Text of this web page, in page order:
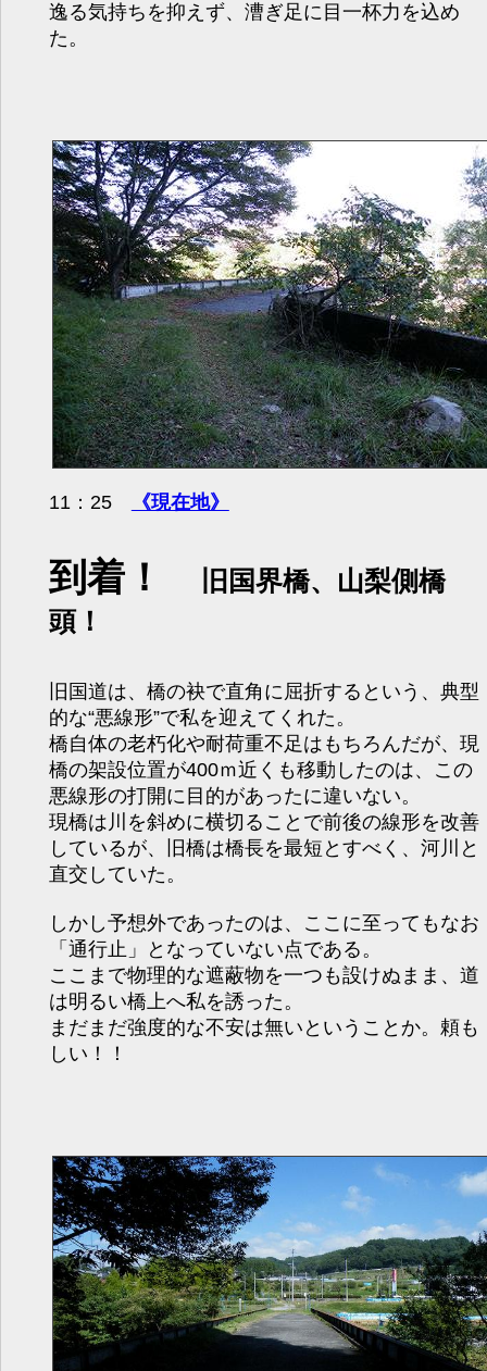
逸る気持ちを抑えず、漕ぎ足に目一杯力を込め
た。
11：25 《現在地》
到着！
旧国界橋、山梨側橋
頭！
旧国道は、橋の袂で直角に屈折するという、典型
的な“悪線形”で私を迎えてくれた。
橋自体の老朽化や耐荷重不足はもちろんだが、現
橋の架設位置が400ｍ近くも移動したのは、この
悪線形の打開に目的があったに違いない。
現橋は川を斜めに横切ることで前後の線形を改善
しているが、旧橋は橋長を最短とすべく、河川と
直交していた。
しかし予想外であったのは、ここに至ってもなお
「通行止」となっていない点である。
ここまで物理的な遮蔽物を一つも設けぬまま、道
は明るい橋上へ私を誘った。
まだまだ強度的な不安は無いということか。頼も
しい！！